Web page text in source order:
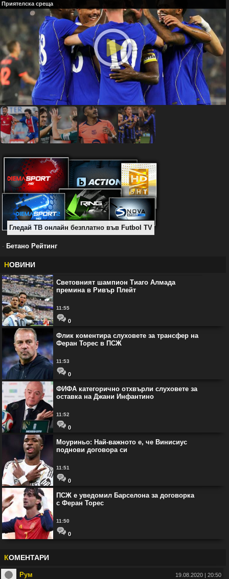
Приятелска среща
Гледай ТВ онлайн безплатно във Futbol TV
- Бетано Рейтинг
НОВИНИ
Световният шампион Тиаго Алмада
премина в Ривър Плейт
11:55
0
Флик коментира слуховете за трансфер на
Феран Торес в ПСЖ
11:53
0
ФИФА категорично отхвърли слуховете за
оставка на Джани Инфантино
11:52
0
Моуриньо: Най-важното е, че Винисиус
поднови договора си
11:51
0
ПСЖ е уведомил Барселона за договорка
с Феран Торес
11:50
0
КОМЕНТАРИ
Рум 19.08.2020 | 20:50